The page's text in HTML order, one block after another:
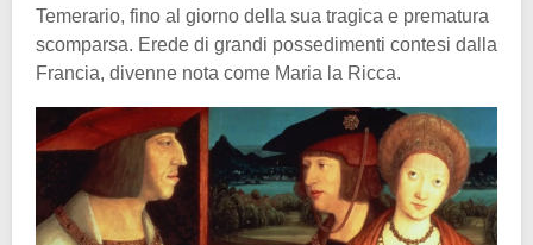
Temerario, fino al giorno della sua tragica e prematura
scomparsa. Erede di grandi possedimenti contesi dalla
Francia, divenne nota come Maria la Ricca.